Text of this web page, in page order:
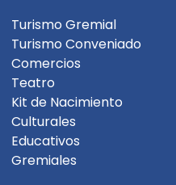
Turismo Gremial
Turismo Conveniado
Comercios
Teatro
Kit de Nacimiento
Culturales
Educativos
Gremiales